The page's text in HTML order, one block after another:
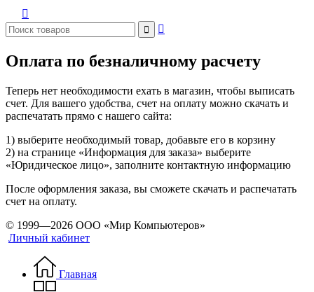

 
Оплата по безналичному расчету
Теперь нет необходимости ехать в магазин, чтобы выписать
счет. Для вашего удобства, счет на оплату можно скачать и
распечатать прямо с нашего сайта:
1) выберите необходимый товар, добавьте его в корзину
2) на странице «Информация для заказа» выберите
«Юридическое лицо», заполните контактную информацию
После оформления заказа, вы сможете скачать и распечатать
счет на оплату.
© 1999—2026 ООО «Мир Компьютеров»
Личный кабинет
Главная